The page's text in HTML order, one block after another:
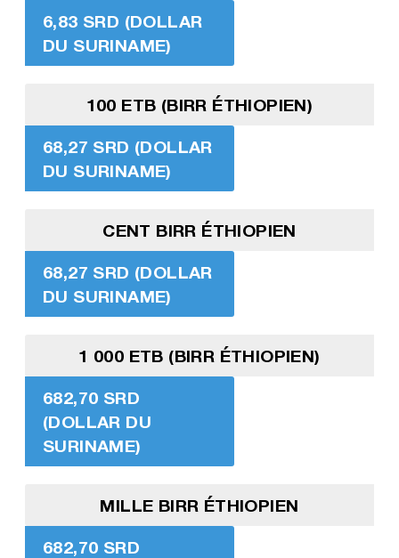
6,83 SRD (DOLLAR
DU SURINAME)
100 ETB (BIRR ÉTHIOPIEN)
68,27 SRD (DOLLAR
DU SURINAME)
CENT BIRR ÉTHIOPIEN
68,27 SRD (DOLLAR
DU SURINAME)
1 000 ETB (BIRR ÉTHIOPIEN)
682,70 SRD
(DOLLAR DU
SURINAME)
MILLE BIRR ÉTHIOPIEN
682,70 SRD